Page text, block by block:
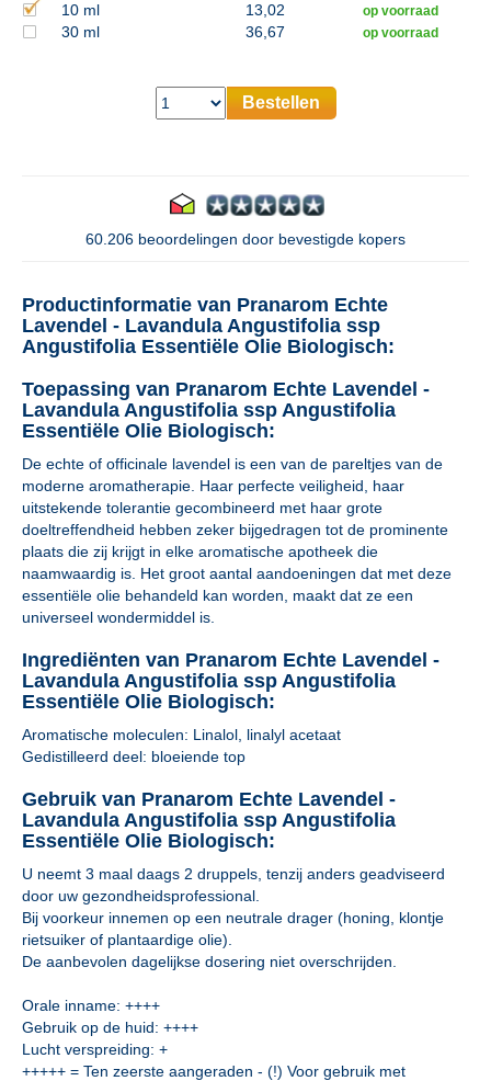
10 ml 13,02 op voorraad
30 ml 36,67 op voorraad
Bestellen
60.206 beoordelingen door bevestigde kopers
Productinformatie van Pranarom Echte
Lavendel - Lavandula Angustifolia ssp
Angustifolia Essentiële Olie Biologisch:
Toepassing van Pranarom Echte Lavendel -
Lavandula Angustifolia ssp Angustifolia
Essentiële Olie Biologisch:
De echte of officinale lavendel is een van de pareltjes van de
moderne aromatherapie. Haar perfecte veiligheid, haar
uitstekende tolerantie gecombineerd met haar grote
doeltreffendheid hebben zeker bijgedragen tot de prominente
plaats die zij krijgt in elke aromatische apotheek die
naamwaardig is. Het groot aantal aandoeningen dat met deze
essentiële olie behandeld kan worden, maakt dat ze een
universeel wondermiddel is.
Ingrediënten van Pranarom Echte Lavendel -
Lavandula Angustifolia ssp Angustifolia
Essentiële Olie Biologisch:
Aromatische moleculen: Linalol, linalyl acetaat
Gedistilleerd deel: bloeiende top
Gebruik van Pranarom Echte Lavendel -
Lavandula Angustifolia ssp Angustifolia
Essentiële Olie Biologisch:
U neemt 3 maal daags 2 druppels, tenzij anders geadviseerd
door uw gezondheidsprofessional.
Bij voorkeur innemen op een neutrale drager (honing, klontje
rietsuiker of plantaardige olie).
De aanbevolen dagelijkse dosering niet overschrijden.
Orale inname: ++++
Gebruik op de huid: ++++
Lucht verspreiding: +
+++++ = Ten zeerste aangeraden - (!) Voor gebruik met